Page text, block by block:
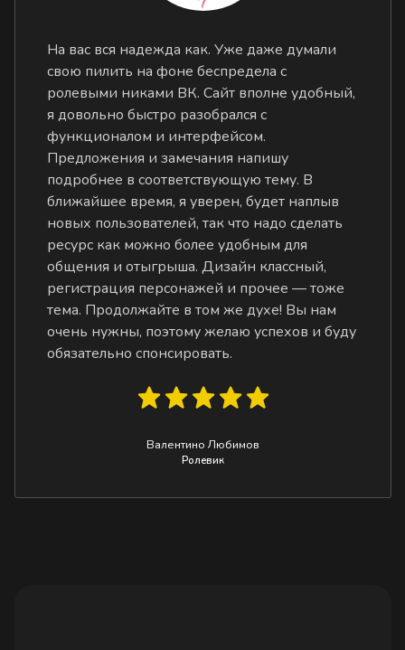
На вас вся надежда как. Уже даже думали
свою пилить на фоне беспредела с
ролевыми никами ВК. Сайт вполне удобный,
я довольно быстро разобрался с
функционалом и интерфейсом.
Предложения и замечания напишу
подробнее в соответствующую тему. В
ближайшее время, я уверен, будет наплыв
новых пользователей, так что надо сделать
ресурс как можно более удобным для
общения и отыгрыша. Дизайн классный,
регистрация персонажей и прочее — тоже
тема. Продолжайте в том же духе! Вы нам
очень нужны, поэтому желаю успехов и буду
обязательно спонсировать.
Валентино Любимов
Ролевик